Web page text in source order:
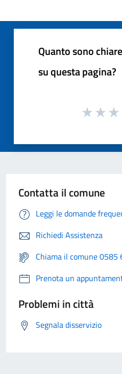
Quanto sono
su questa pagina?
Contatta il comune
Leggi le domande
Richiedi Assistenza
Chiama il comune 0585
Prenota un
Problemi in città
Segnala disservizio